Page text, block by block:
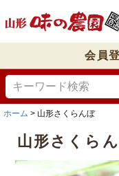
会員
ホーム 山形さくらんぼ
山形さくら